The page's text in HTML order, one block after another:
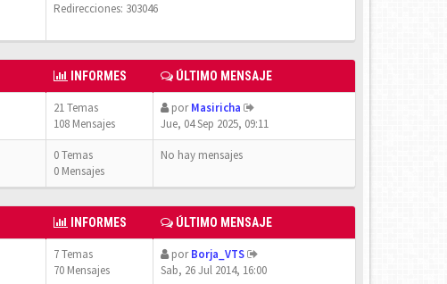
Redirecciones: 303046
INFORMES ÚLTIMO MENSAJE
21 Temas
108 Mensajes
porMasiricha
Jue, 04 Sep 2025, 09:11
0 Temas
0 Mensajes
No hay mensajes
INFORMES ÚLTIMO MENSAJE
7 Temas
70 Mensajes
porBorja_VTS
Sab, 26 Jul 2014, 16:00